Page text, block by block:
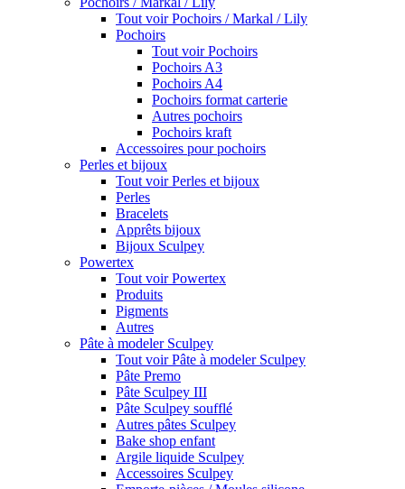
Tout voir Pochoirs / Markal / Lily
Pochoirs
Tout voir Pochoirs
Pochoirs A3
Pochoirs A4
Pochoirs format carterie
Autres pochoirs
Pochoirs kraft
Accessoires pour pochoirs
Perles et bijoux
Tout voir Perles et bijoux
Perles
Bracelets
Apprêts bijoux
Bijoux Sculpey
Powertex
Tout voir Powertex
Produits
Pigments
Autres
Pâte à modeler Sculpey
Tout voir Pâte à modeler Sculpey
Pâte Premo
Pâte Sculpey III
Pâte Sculpey soufflé
Autres pâtes Sculpey
Bake shop enfant
Argile liquide Sculpey
Accessoires Sculpey